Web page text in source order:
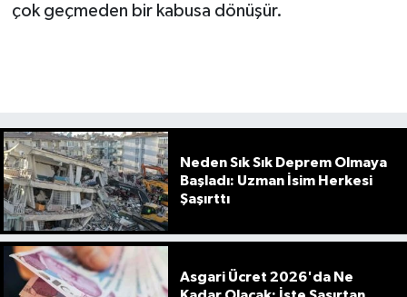
çok geçmeden bir kabusa dönüşür.
Neden Sık Sık Deprem Olmaya
Başladı: Uzman İsim Herkesi
Şaşırttı
Asgari Ücret 2026'da Ne